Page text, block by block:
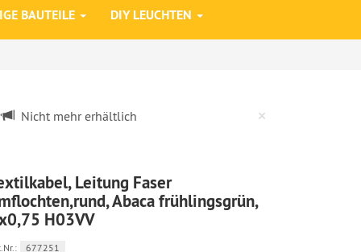
BAUTEILE DIY LEUCHTEN
×
Nicht mehr erhältlich
Leitung Faser
Abaca frühlingsgrün,
H03VV
677251